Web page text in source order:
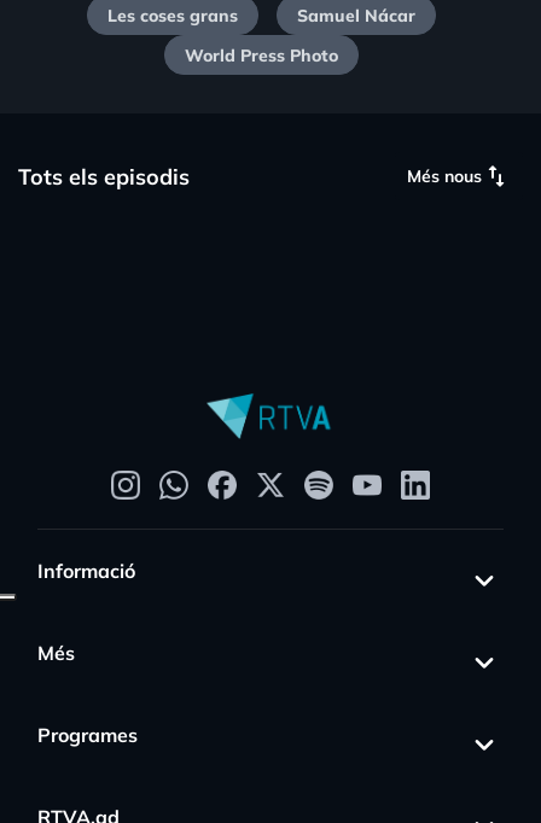
Les coses grans
Samuel Nácar
World Press Photo
Tots els episodis Més nous swap_vert
Informació
Més
Programes
RTVA.ad